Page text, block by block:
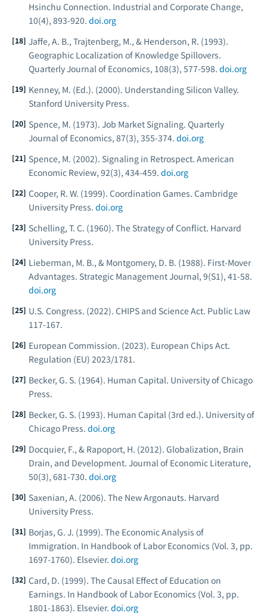
Hsinchu Connection. Industrial and Corporate Change,
10(4), 893-920. doi.org
Jaffe, A. B., Trajtenberg, M., & Henderson, R. (1993).
Geographic Localization of Knowledge Spillovers.
Quarterly Journal of Economics, 108(3), 577-598. doi.org
Kenney, M. (Ed.). (2000). Understanding Silicon Valley.
Stanford University Press.
Spence, M. (1973). Job Market Signaling. Quarterly
Journal of Economics, 87(3), 355-374. doi.org
Spence, M. (2002). Signaling in Retrospect. American
Economic Review, 92(3), 434-459. doi.org
Cooper, R. W. (1999). Coordination Games. Cambridge
University Press. doi.org
Schelling, T. C. (1960). The Strategy of Conflict. Harvard
University Press.
Lieberman, M. B., & Montgomery, D. B. (1988). First-Mover
Advantages. Strategic Management Journal, 9(S1), 41-58.
doi.org
U.S. Congress. (2022). CHIPS and Science Act. Public Law
117-167.
European Commission. (2023). European Chips Act.
Regulation (EU) 2023/1781.
Becker, G. S. (1964). Human Capital. University of Chicago
Press.
Becker, G. S. (1993). Human Capital (3rd ed.). University of
Chicago Press. doi.org
Docquier, F., & Rapoport, H. (2012). Globalization, Brain
Drain, and Development. Journal of Economic Literature,
50(3), 681-730. doi.org
Saxenian, A. (2006). The New Argonauts. Harvard
University Press.
Borjas, G. J. (1999). The Economic Analysis of
Immigration. In Handbook of Labor Economics (Vol. 3, pp.
1697-1760). Elsevier. doi.org
Card, D. (1999). The Causal Effect of Education on
Earnings. In Handbook of Labor Economics (Vol. 3, pp.
1801-1863). Elsevier. doi.org